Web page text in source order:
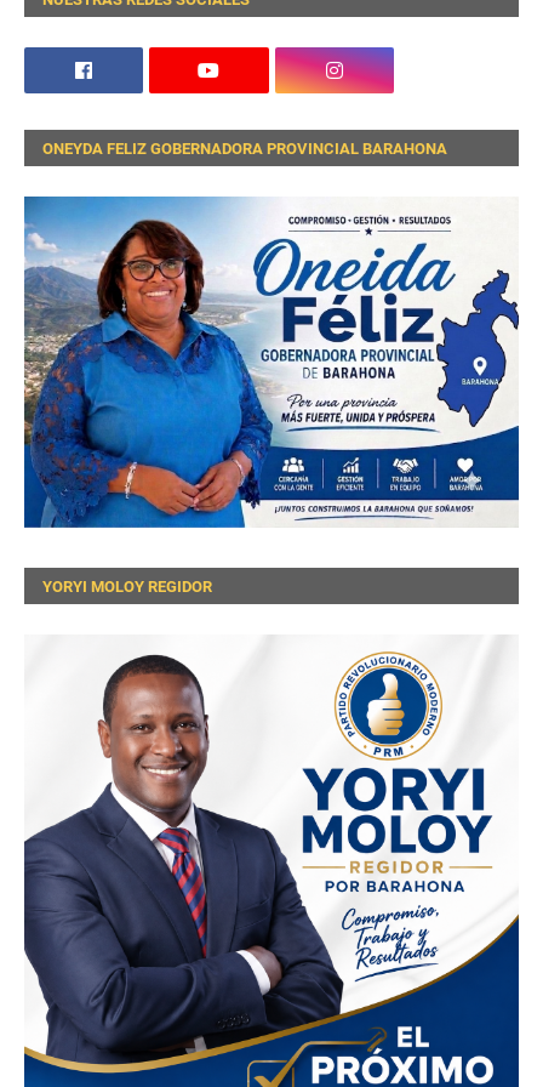
ONEYDA FELIZ GOBERNADORA PROVINCIAL BARAHONA
YORYI MOLOY REGIDOR